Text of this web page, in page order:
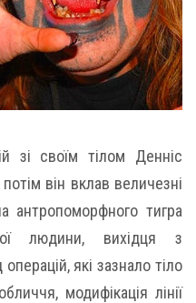
зі своїм тілом Денніс
він вклав величезні
антропоморфного тигра
людини, вихідця з
які зазнало тіло
модифікація лінії